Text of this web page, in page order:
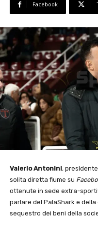
Facebook
Valerio Antonini,
solita diretta fiume su
ottenute in sede extra-
parlare del PalaShark e
sequestro dei beni della